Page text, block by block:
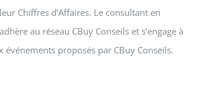
Chiffres d’Affaires. Le consultant en
au réseau CBuy Conseils et s’engage à
événements proposés par CBuy Conseils.